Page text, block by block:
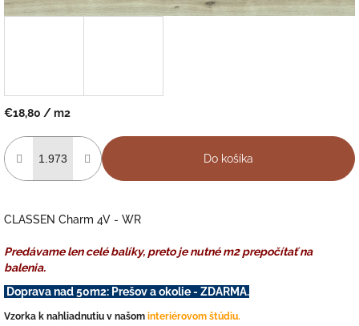
€18,80 / m2
cena:
Do košíka
CLASSEN Charm 4V - WR
Predávame len celé balíky, preto je nutné m2 prepočítať na
balenia.
Doprava nad 50m2: Prešov a okolie - ZDARMA.
Vzorka k nahliadnutiu v našom interiérovom štúdiu.